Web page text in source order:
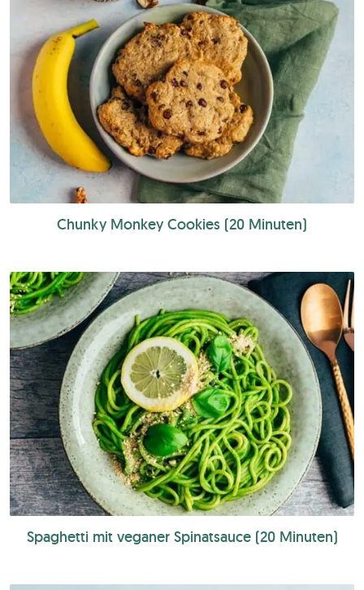
Chunky Monkey Cookies (20 Minuten)
Spaghetti mit veganer Spinatsauce (20 Minuten)